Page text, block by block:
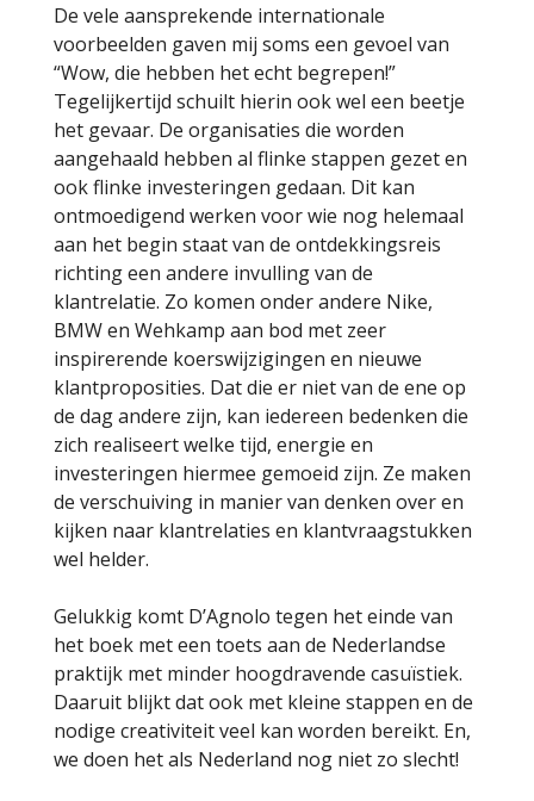
De vele aansprekende internationale
voorbeelden gaven mij soms een gevoel van
“Wow, die hebben het echt begrepen!”
Tegelijkertijd schuilt hierin ook wel een beetje
het gevaar. De organisaties die worden
aangehaald hebben al flinke stappen gezet en
ook flinke investeringen gedaan. Dit kan
ontmoedigend werken voor wie nog helemaal
aan het begin staat van de ontdekkingsreis
richting een andere invulling van de
klantrelatie. Zo komen onder andere Nike,
BMW en Wehkamp aan bod met zeer
inspirerende koerswijzigingen en nieuwe
klantproposities. Dat die er niet van de ene op
de dag andere zijn, kan iedereen bedenken die
zich realiseert welke tijd, energie en
investeringen hiermee gemoeid zijn. Ze maken
de verschuiving in manier van denken over en
kijken naar klantrelaties en klantvraagstukken
wel helder.
Gelukkig komt D’Agnolo tegen het einde van
het boek met een toets aan de Nederlandse
praktijk met minder hoogdravende casuïstiek.
Daaruit blijkt dat ook met kleine stappen en de
nodige creativiteit veel kan worden bereikt. En,
we doen het als Nederland nog niet zo slecht!